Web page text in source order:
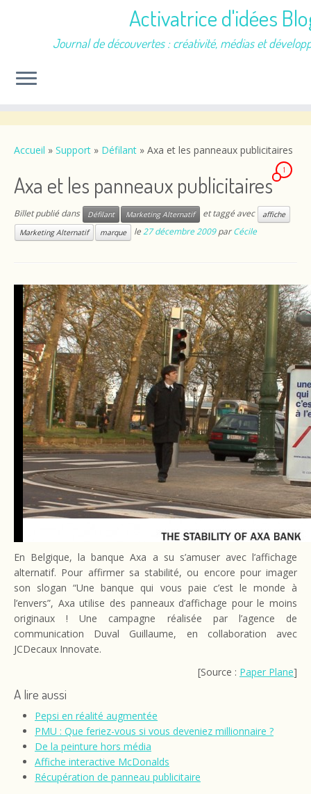
contenu
Activatrice d'idées
Journal de découvertes : créativité, médias et
Accueil » Support » Défilant » Axa et les panneaux publicitaires
Axa et les panneaux publicitaires
1
Billet publié dans Défilant Marketing Alternatif et taggé avec
affiche
Marketing Alternatif
marque le27 décembre 2009 parCécile
En Belgique, la banque Axa a su s’amuser avec l’affichage
alternatif. Pour affirmer sa stabilité, ou encore pour imager
son slogan “Une banque qui vous paie c’est le monde à
l’envers”, Axa utilise des panneaux d’affichage pour le moins
originaux ! Une campagne réalisée par l’agence de
communication Duval Guillaume, en collaboration avec
JCDecaux Innovate.
[Source : Paper Plane]
A lire aussi
Pepsi en réalité augmentée
PMU : Que feriez-vous si vous deveniez millionnaire ?
De la peinture hors média
Affiche interactive McDonalds
Récupération de panneau publicitaire